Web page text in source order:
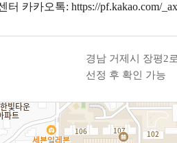
터 카카오톡: https://pf.kakao.com/
경남 거제시 장평2
선정 후 확인 가능